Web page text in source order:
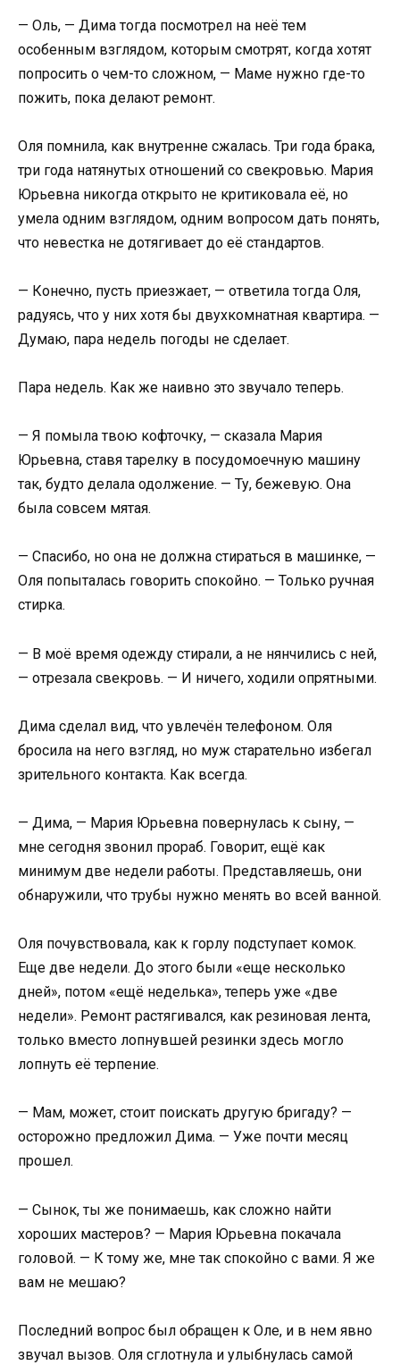
— Оль, — Дима тогда посмотрел на неё тем
особенным взглядом, которым смотрят, когда хотят
попросить о чем-то сложном, — Маме нужно где-то
пожить, пока делают ремонт.
Оля помнила, как внутренне сжалась. Три года брака,
три года натянутых отношений со свекровью. Мария
Юрьевна никогда открыто не критиковала её, но
умела одним взглядом, одним вопросом дать понять,
что невестка не дотягивает до её стандартов.
— Конечно, пусть приезжает, — ответила тогда Оля,
радуясь, что у них хотя бы двухкомнатная квартира. —
Думаю, пара недель погоды не сделает.
Пара недель. Как же наивно это звучало теперь.
— Я помыла твою кофточку, — сказала Мария
Юрьевна, ставя тарелку в посудомоечную машину
так, будто делала одолжение. — Ту, бежевую. Она
была совсем мятая.
— Спасибо, но она не должна стираться в машинке, —
Оля попыталась говорить спокойно. — Только ручная
стирка.
— В моё время одежду стирали, а не нянчились с ней,
— отрезала свекровь. — И ничего, ходили опрятными.
Дима сделал вид, что увлечён телефоном. Оля
бросила на него взгляд, но муж старательно избегал
зрительного контакта. Как всегда.
— Дима, — Мария Юрьевна повернулась к сыну, —
мне сегодня звонил прораб. Говорит, ещё как
минимум две недели работы. Представляешь, они
обнаружили, что трубы нужно менять во всей ванной.
Оля почувствовала, как к горлу подступает комок.
Еще две недели. До этого были «еще несколько
дней», потом «ещё неделька», теперь уже «две
недели». Ремонт растягивался, как резиновая лента,
только вместо лопнувшей резинки здесь могло
лопнуть её терпение.
— Мам, может, стоит поискать другую бригаду? —
осторожно предложил Дима. — Уже почти месяц
прошел.
— Сынок, ты же понимаешь, как сложно найти
хороших мастеров? — Мария Юрьевна покачала
головой. — К тому же, мне так спокойно с вами. Я же
вам не мешаю?
Последний вопрос был обращен к Оле, и в нем явно
звучал вызов. Оля сглотнула и улыбнулась самой